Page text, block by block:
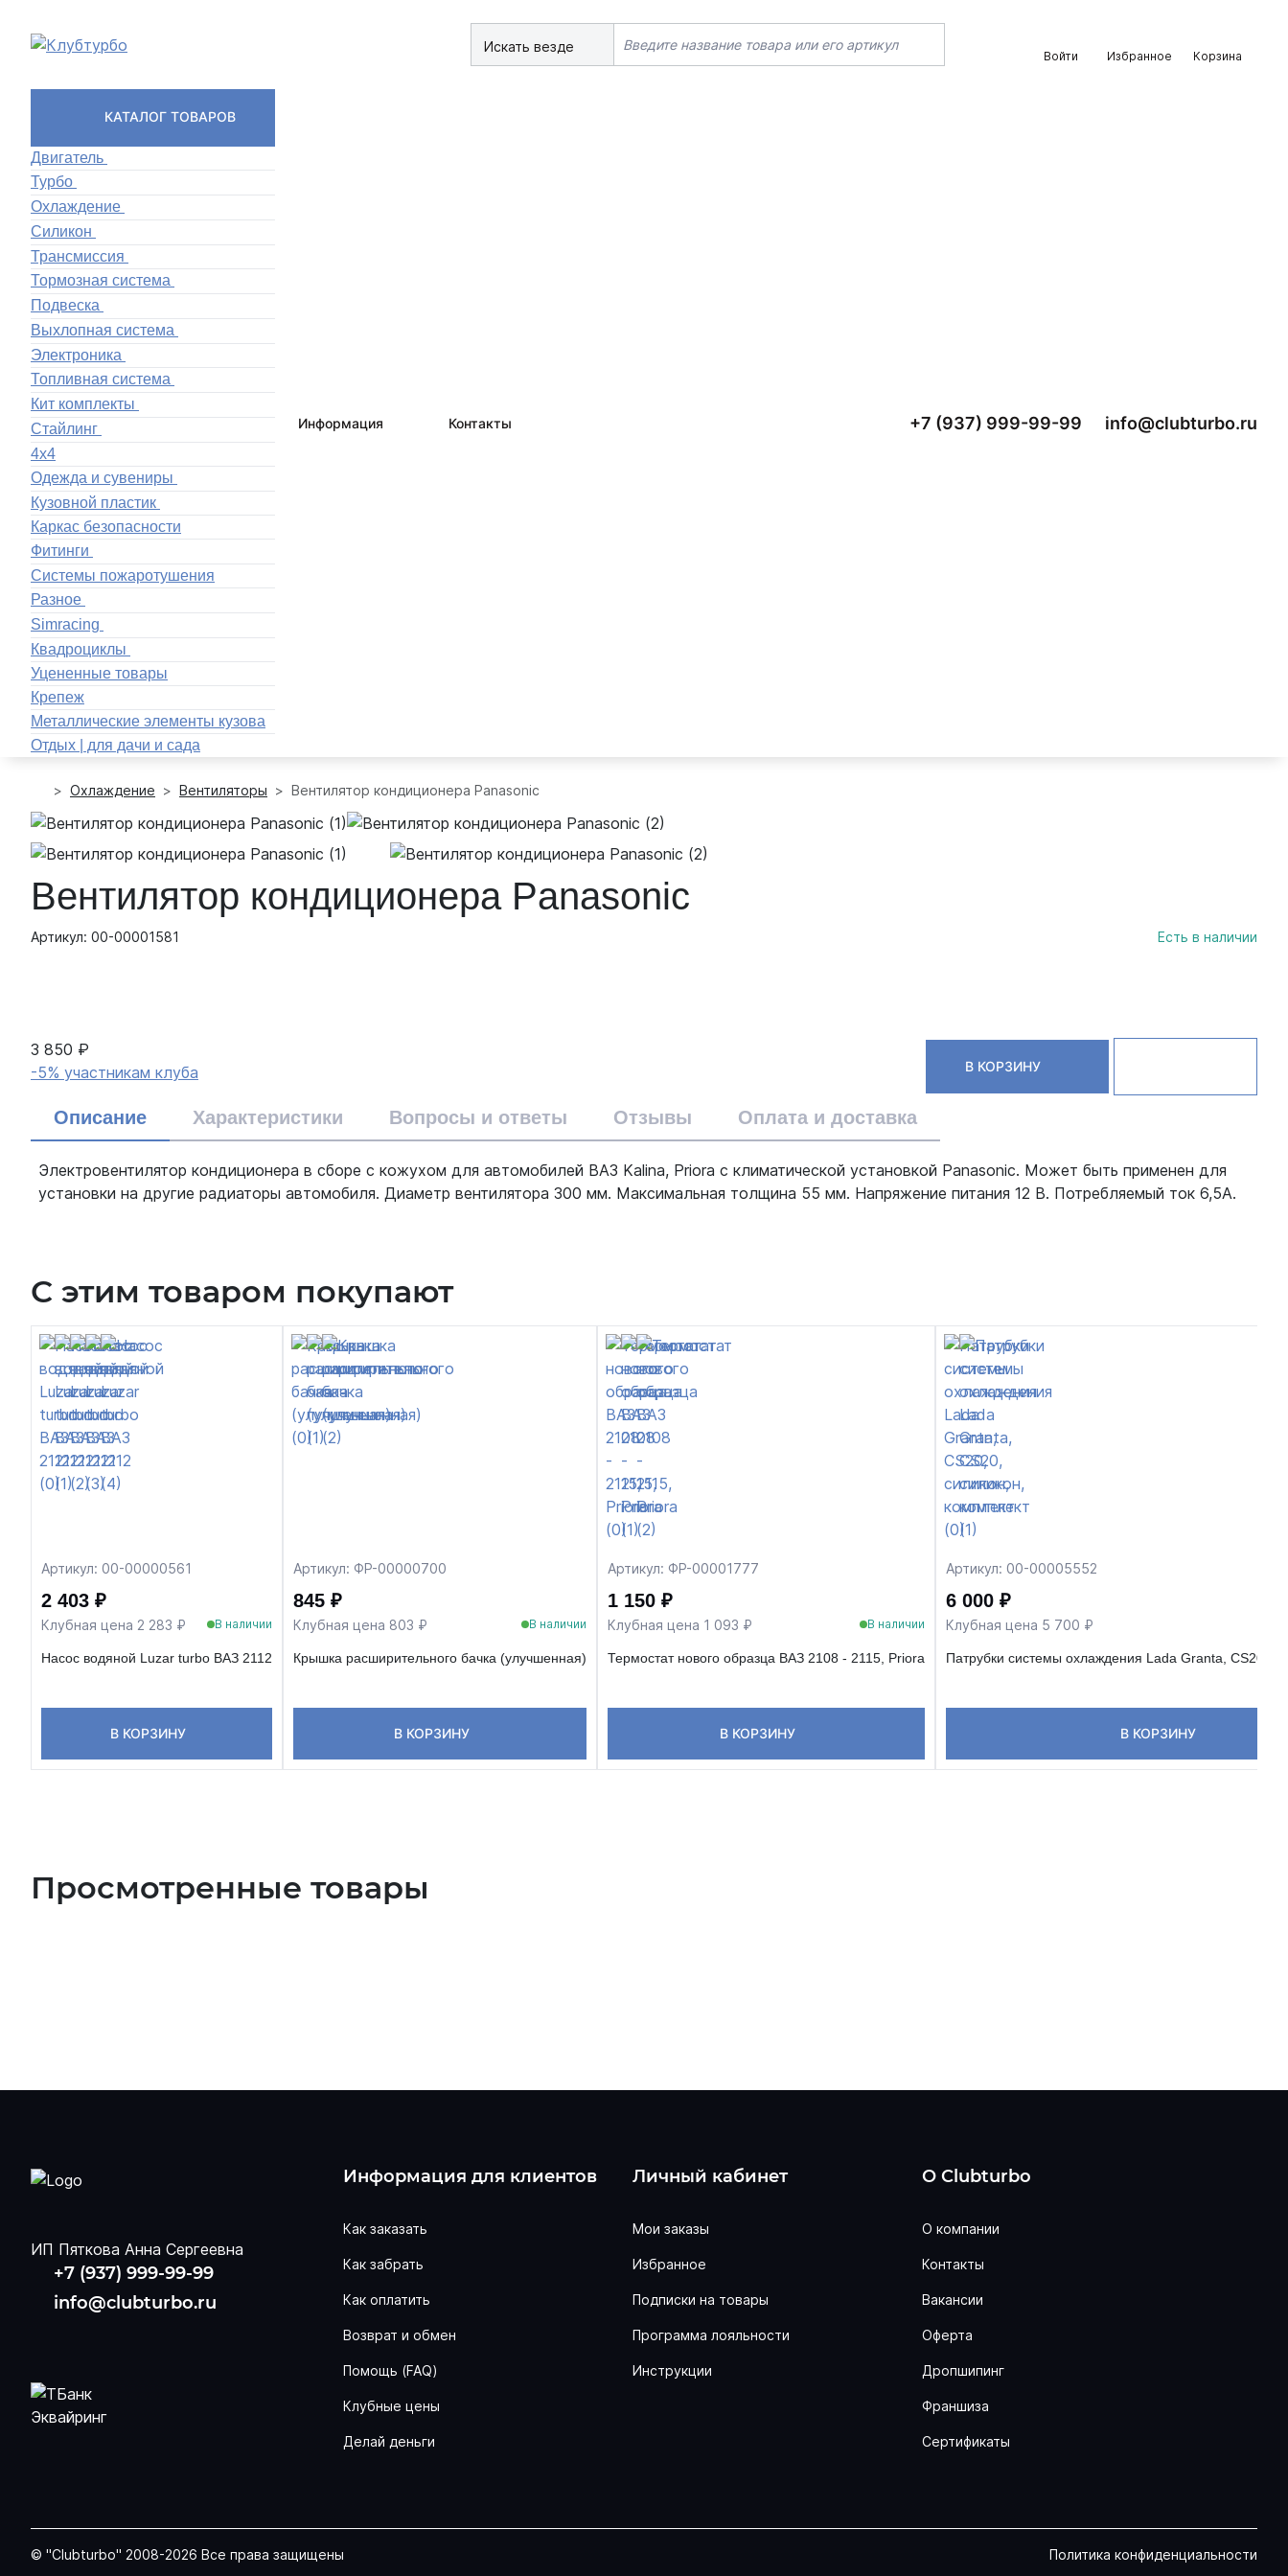
Искать везде
Войти Избранное Корзина
КАТАЛОГ ТОВАРОВ
Двигатель
Турбо
Охлаждение
Силикон
Трансмиссия
Тормозная система
Подвеска
Выхлопная система
Электроника
Топливная система
Кит комплекты
Стайлинг
4x4
Одежда и сувениры
Кузовной пластик
Каркас безопасности
Фитинги
Системы пожаротушения
Разное
Simracing
Квадроциклы
Уцененные товары
Крепеж
Металлические элементы кузова
Отдых | для дачи и сада
Информация Контакты +7 (937) 999-99-99 info@clubturbo.ru
Охлаждение Вентиляторы Вентилятор кондиционера Panasonic
Вентилятор кондиционера Panasonic
Артикул: 00-00001581 Есть в наличии
3 850 ₽
-5% участникам клуба
В КОРЗИНУ
Описание Характеристики Вопросы и ответы Отзывы Оплата и доставка
Электровентилятор кондиционера в сборе с кожухом для автомобилей ВАЗ Kalina, Priora с климатической установкой Panasonic. Может быть применен для
установки на другие радиаторы автомобиля. Диаметр вентилятора 300 мм. Максимальная толщина 55 мм. Напряжение питания 12 В. Потребляемый ток 6,5А.
С этим товаром покупают
Артикул: 00-00000561
2 403 ₽
Клубная цена 2 283 ₽ В наличии
Насос водяной Luzar turbo ВАЗ 2112
В КОРЗИНУ
Артикул: ФР-00000700
845 ₽
Клубная цена 803 ₽ В наличии
Крышка расширительного бачка (улучшенная)
В КОРЗИНУ
Артикул: ФР-00001777
1 150 ₽
Клубная цена 1 093 ₽ В наличии
Термостат нового образца ВАЗ 2108 - 2115, Priora
В КОРЗИНУ
Артикул: 00-00005552
6 000 ₽
Клубная цена 5 700 ₽
Патрубки системы охлаждения Lada Granta, CS20,
В КОРЗИНУ
Просмотренные товары
ИП Пяткова Анна Сергеевна
+7 (937) 999-99-99
info@clubturbo.ru
Информация для клиентов
Как заказать
Как забрать
Как оплатить
Возврат и обмен
Помощь (FAQ)
Клубные цены
Делай деньги
Личный кабинет
Мои заказы
Избранное
Подписки на товары
Программа лояльности
Инструкции
О Clubturbo
О компании
Контакты
Вакансии
Оферта
Дропшипинг
Франшиза
Сертификаты
© "Clubturbo" 2008-2026 Все права защищены Политика конфиденциальности